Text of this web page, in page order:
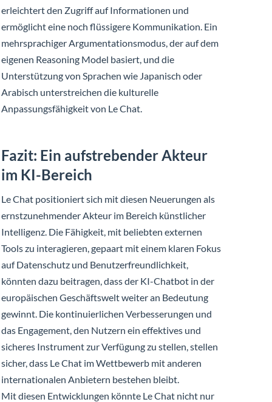
erleichtert den Zugriff auf Informationen und
ermöglicht eine noch flüssigere Kommunikation. Ein
mehrsprachiger Argumentationsmodus, der auf dem
eigenen Reasoning Model basiert, und die
Unterstützung von Sprachen wie Japanisch oder
Arabisch unterstreichen die kulturelle
Anpassungsfähigkeit von Le Chat.
Fazit: Ein aufstrebender Akteur
im KI-Bereich
Le Chat positioniert sich mit diesen Neuerungen als
ernstzunehmender Akteur im Bereich künstlicher
Intelligenz. Die Fähigkeit, mit beliebten externen
Tools zu interagieren, gepaart mit einem klaren Fokus
auf Datenschutz und Benutzerfreundlichkeit,
könnten dazu beitragen, dass der KI-Chatbot in der
europäischen Geschäftswelt weiter an Bedeutung
gewinnt. Die kontinuierlichen Verbesserungen und
das Engagement, den Nutzern ein effektives und
sicheres Instrument zur Verfügung zu stellen, stellen
sicher, dass Le Chat im Wettbewerb mit anderen
internationalen Anbietern bestehen bleibt.
Mit diesen Entwicklungen könnte Le Chat nicht nur